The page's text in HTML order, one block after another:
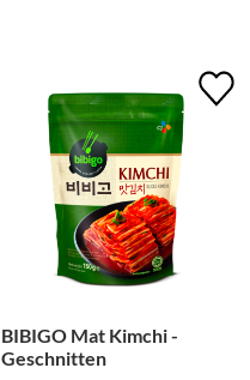
BIBIGO Mat Kimchi -
Geschnitten